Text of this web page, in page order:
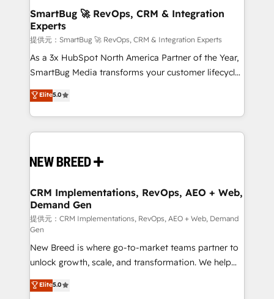
We are built for the work.
を、CRMを軸とした全社共通基盤に再構築します。意
思決定者・PMO・現場担当者に並走します。 1️⃣
HubSpot導入・活用支援 顧客データの一元化から、
GTMの見える化・自動化まで。全Hub統合運用、デー
タ品質設計、グループ横断のCRM統合に対応します。
の一部をAIが自律実行する組織への移行を設計・実装。
Breeze・Claude等をHubSpotと連携させ、役割定義・
革を、構想から実装・定着までPMOとして主導。「設
の統合・浸透・変革管理を実行します。 ▸ CMS戦略設
計・構築：リード獲得・CVR・SEOを前提にした情報設
計・導線設計・テンプレート設計をContent Hubで一体
提供。 ▸ 既存CRM・MAからの移行支援：Salesforce・
Marketo・Pardot等からの移行、カスタム設計、履歴
データ移行と活用設計まで。 ▸ AEO対応：ChatGPT・
ンツとサイト構造を最適化。 🏆 なぜ100incを選ぶの
SmartBug 🚀 RevOps, CRM & Integration
Experts
提供元：SmartBug 🚀 RevOps, CRM & Integration Experts
As a 3x HubSpot North America Partner of the Year,
SmartBug Media transforms your customer lifecycle
into a revenue engine. Our unified ecosystem
includes specialized divisions Globalia (AI &
Software) and Point Success Media (Paid Media),
making this the official home for all three brands. 🔄
and system integrations powered by Globalia’s
trainers to drive platform adoption. 📈 Revenue
Generation - Full-funnel marketing and high-
performance advertising via Point Success Media. -
Expert deployment of Breeze AI and custom agents
to automate growth. 🏆 Elite Excellence - 8 platform
accreditations and deep HIPAA-compliance
expertise. - A team of 250+ experts dedicated to
your resilient growth.
Elite5.0
CRM Implementations, RevOps, AEO + Web,
Demand Gen
提供元：CRM Implementations, RevOps, AEO + Web, Demand
Gen
New Breed is where go-to-market teams partner to
unlock growth, scale, and transformation. We help
companies activate HubSpot’s AI-powered
customer platform and operationalize HubSpot’s
Elite5.0